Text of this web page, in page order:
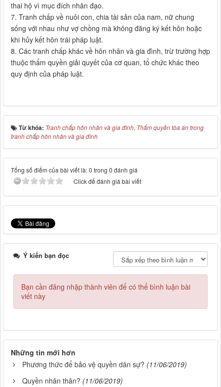
thai hộ vì mục đích nhân đạo.
7. Tranh chấp về nuôi con, chia tài sản của nam, nữ chung
sống với nhau như vợ chồng mà không đăng ký kết hôn hoặc
khi hủy kết hôn trái pháp luật.
8. Các tranh chấp khác về hôn nhân và gia đình, trừ trường hợp
thuộc thẩm quyền giải quyết của cơ quan, tổ chức khác theo
quy định của pháp luật.
Từ khóa: Tranh chấp hôn nhân và gia đình, Thẩm quyền tòa án trong
tranh chấp hôn nhân và gia đình
Tổng số điểm của bài viết là: 0 trong 0 đánh giá
Click để đánh giá bài viết
Ý kiến bạn đọc
Bạn cần đăng nhập thành viên để có thể bình luận bài
viết này
Những tin mới hơn
Phương thức để bảo vệ quyền dân sự? (11/06/2019)
Quyền nhân thân? (11/06/2019)